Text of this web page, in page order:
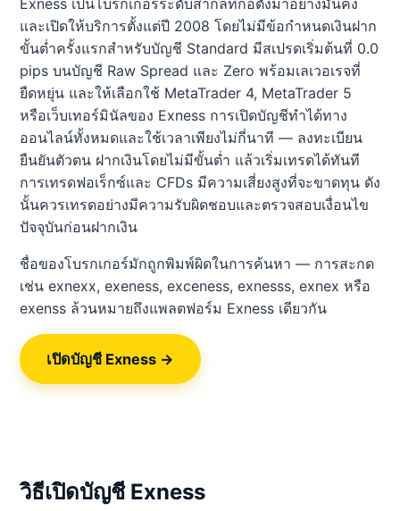
และเปิดให้บริการตั้งแต่ปี 2008 โดยไม่มีข้อกำหนดเงินฝาก
ขั้นต่ำครั้งแรกสำหรับบัญชี Standard มีสเปรดเริ่มต้นที่ 0.0
pips บนบัญชี Raw Spread และ Zero พร้อมเลเวอเรจที่
ยืดหยุ่น และให้เลือกใช้ MetaTrader 4, MetaTrader 5
หรือเว็บเทอร์มินัลของ Exness การเปิดบัญชีทำได้ทาง
ออนไลน์ทั้งหมดและใช้เวลาเพียงไม่กี่นาที — ลงทะเบียน
ยืนยันตัวตน ฝากเงินโดยไม่มีขั้นต่ำ แล้วเริ่มเทรดได้ทันที
การเทรดฟอเร็กซ์และ CFDs มีความเสี่ยงสูงที่จะขาดทุน ดัง
นั้นควรเทรดอย่างมีความรับผิดชอบและตรวจสอบเงื่อนไข
ปัจจุบันก่อนฝากเงิน
ชื่อของโบรกเกอร์มักถูกพิมพ์ผิดในการค้นหา — การสะกด
เช่น exnexx, exeness, exceness, exnesss, exnex หรือ
exenss ล้วนหมายถึงแพลตฟอร์ม Exness เดียวกัน
เปิดบัญชี Exness →
วิธีเปิดบัญชี Exness